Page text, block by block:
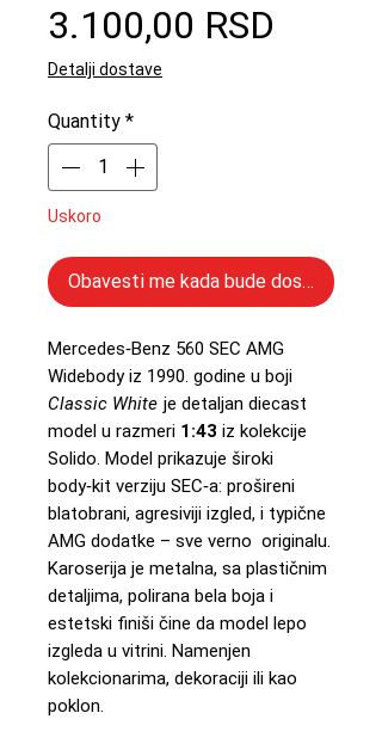
3.100,00 RSD
Detalji dostave
Quantity *
Uskoro
Obavesti me kada bude dostupno
Mercedes‑Benz 560 SEC AMG
Widebody iz 1990. godine u boji
Classic White je detaljan diecast
model u razmeri 1:43 iz kolekcije
Solido. Model prikazuje široki
body‑kit verziju SEC‑a: prošireni
blatobrani, agresiviji izgled, i typične
AMG dodatke – sve verno originalu.
Karoserija je metalna, sa plastičnim
detaljima, polirana bela boja i
estetski finiši čine da model lepo
izgleda u vitrini. Namenjen
kolekcionarima, dekoraciji ili kao
poklon.